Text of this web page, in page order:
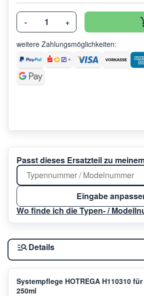
- +
weitere Zahlungsmöglichkeiten:
Passt dieses Ersatzteil zu
Eingabe
Wo finde ich die Typen- /
Details
Systempflege HOTREGA H110310
250ml